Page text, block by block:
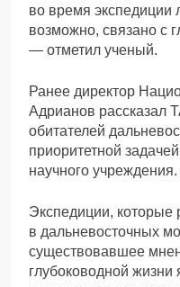
во время экспедиции
возможно, связано с
— отметил ученый.
Ранее директор
Адрианов рассказал
обитателей
приоритетной
научного учреждения.
Экспедиции, которые
в дальневосточных
существовавшее
глубоководной